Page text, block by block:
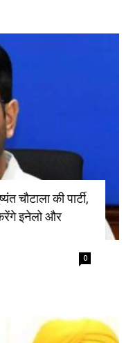
चौटाला की पार्टी,
इनेलो और
0